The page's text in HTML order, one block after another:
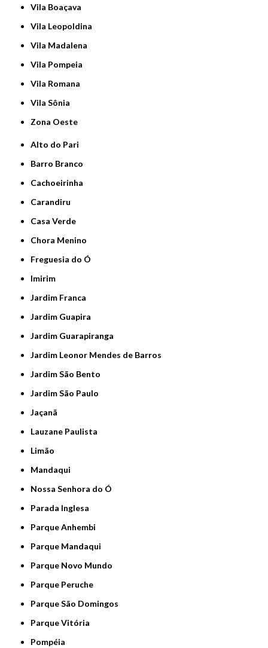
Vila Boaçava
Vila Leopoldina
Vila Madalena
Vila Pompeia
Vila Romana
Vila Sônia
Zona Oeste
Alto do Pari
Barro Branco
Cachoeirinha
Carandiru
Casa Verde
Chora Menino
Freguesia do Ó
Imirim
Jardim Franca
Jardim Guapira
Jardim Guarapiranga
Jardim Leonor Mendes de Barros
Jardim São Bento
Jardim São Paulo
Jaçanã
Lauzane Paulista
Limão
Mandaqui
Nossa Senhora do Ó
Parada Inglesa
Parque Anhembi
Parque Mandaqui
Parque Novo Mundo
Parque Peruche
Parque São Domingos
Parque Vitória
Pompéia